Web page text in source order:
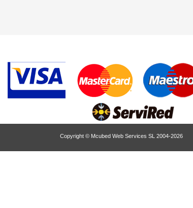
Copyright © Mcubed Web Services SL 2004-2026